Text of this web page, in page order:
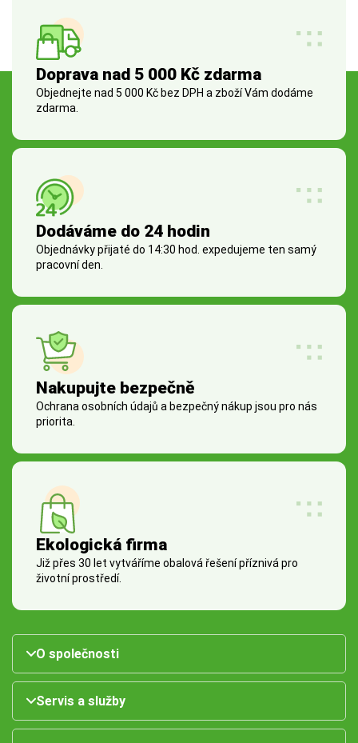
Doprava nad 5 000 Kč zdarma
Objednejte nad 5 000 Kč bez DPH a zboží Vám dodáme
zdarma.
Dodáváme do 24 hodin
Objednávky přijaté do 14:30 hod. expedujeme ten samý
pracovní den.
Nakupujte bezpečně
Ochrana osobních údajů a bezpečný nákup jsou pro nás
priorita.
Ekologická firma
Již přes 30 let vytváříme obalová řešení příznivá pro
životní prostředí.
O společnosti
Servis a služby